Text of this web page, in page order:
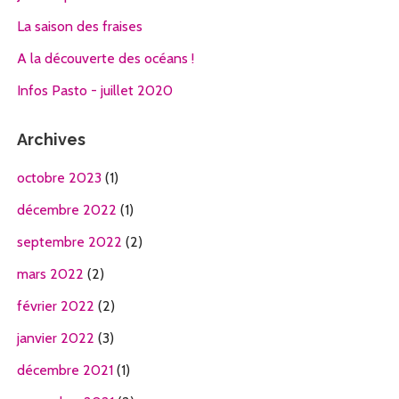
La saison des fraises
A la découverte des océans !
Infos Pasto - juillet 2020
Archives
octobre 2023(1)
décembre 2022 (1)
septembre 2022 (2)
mars 2022 (2)
février 2022 (2)
janvier 2022 (3)
décembre 2021(1)